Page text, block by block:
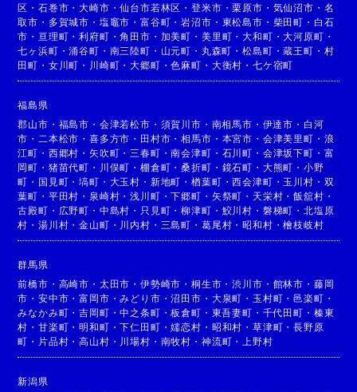
区 ・石巻市 ・大崎市 ・仙台市若林区 ・登米市 ・栗原市 ・ 気仙沼市 ・ 名
取市 ・ 多賀城市 ・ 塩竈市 ・富谷町 ・岩沼市 ・ 東松島市 ・ 柴田町 ・ 白石
市 ・ 亘理町 ・利府町 ・角田市 ・ 加美町 ・ 美里町 ・大和町 ・大河原町 ・
七ヶ浜町 ・涌谷町 ・ 南三陸町 ・ 山元町 ・ 丸森町 ・松島町 ・蔵王町 ・ 村
田町 ・ 女川町 ・ 川崎町 ・大郷町 ・色麻町 ・ 大衡村 ・ 七ケ宿町
福島県
郡山市 ・ 福島市 ・ 会津若松市 ・ 須賀川市 ・ 南相馬市 ・ 伊達市 ・ 白河
市 ・ 二本松市 ・喜多方市 ・ 田村市 ・相馬市 ・ 本宮市 ・ 会津美里町 ・ 浪
江町 ・ 西郷村 ・矢吹町 ・ 三春町 ・南会津町 ・ 石川町 ・ 会津坂下町 ・ 富
岡町 ・ 猪苗代町 ・ 川俣町 ・棚倉町 ・桑折町 ・ 鏡石町 ・ 大熊町 ・ 小野
町 ・ 国見町 ・塙町 ・ 大玉村 ・ 新地町 ・楢葉町 ・西会津町 ・ 玉川村 ・ 双
葉町 ・ 平田村 ・ 泉崎村 ・浅川町 ・下郷町 ・ 矢祭町 ・ 天栄村 ・飯舘村 ・
古殿町 ・ 広野町 ・ 中島村 ・ 只見町 ・柳津町 ・ 鮫川村 ・ 磐梯町 ・ 北塩原
村 ・湯川村 ・金山町 ・ 川内村 ・ 三島町 ・ 葛尾村 ・昭和村 ・檜枝岐村
群馬県
前橋市 ・ 高崎市 ・ 太田市 ・伊勢崎市 ・桐生市 ・渋川市 ・ 館林市 ・ 藤岡
市 ・安中市 ・富岡市 ・みどり市 ・沼田市 ・ 大泉町 ・ 玉村町 ・邑楽町 ・
みなかみ町 ・吉岡町 ・中之条町 ・板倉町 ・ 東吾妻町 ・ 千代田町 ・ 榛東
村 ・甘楽町 ・明和町 ・下仁田町 ・嬬恋村 ・ 昭和村 ・ 草津町 ・長野原
町 ・ 片品村 ・高山村 ・ 川場村 ・ 南牧村 ・ 神流町 ・ 上野村
新潟県